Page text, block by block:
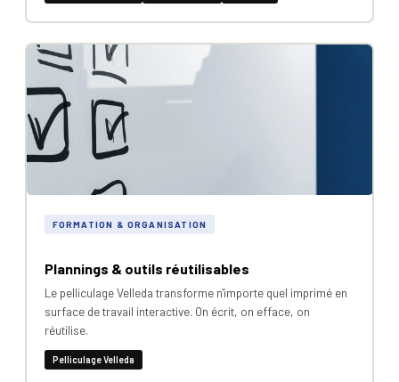
FORMATION & ORGANISATION
Plannings & outils réutilisables
Le pelliculage Velleda transforme n'importe quel imprimé en
surface de travail interactive. On écrit, on efface, on
réutilise.
Pelliculage Velleda